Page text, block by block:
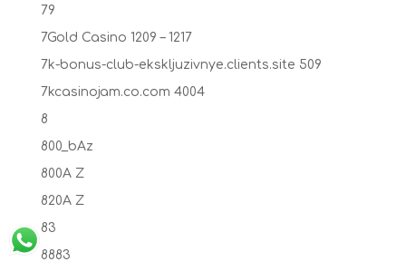
79
7Gold Casino 1209 – 1217
7k-bonus-club-ekskljuzivnye.clients.site 509
7kcasinojam.co.com 4004
8
800_bAz
800A Z
820A Z
83
8883